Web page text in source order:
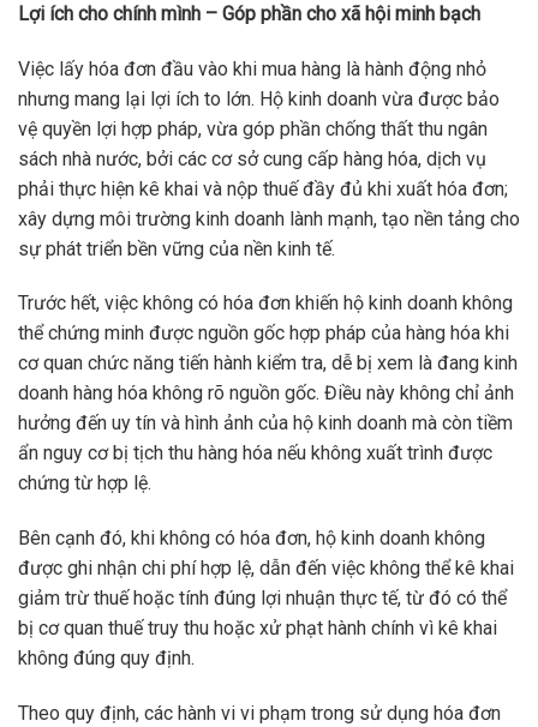
Lợi ích cho chính mình – Góp phần cho xã hội minh bạch
Việc lấy hóa đơn đầu vào khi mua hàng là hành động nhỏ
nhưng mang lại lợi ích to lớn. Hộ kinh doanh vừa được bảo
vệ quyền lợi hợp pháp, vừa góp phần chống thất thu ngân
sách nhà nước, bởi các cơ sở cung cấp hàng hóa, dịch vụ
phải thực hiện kê khai và nộp thuế đầy đủ khi xuất hóa đơn;
xây dựng môi trường kinh doanh lành mạnh, tạo nền tảng cho
sự phát triển bền vững của nền kinh tế.
Trước hết, việc không có hóa đơn khiến hộ kinh doanh không
thể chứng minh được nguồn gốc hợp pháp của hàng hóa khi
cơ quan chức năng tiến hành kiểm tra, dễ bị xem là đang kinh
doanh hàng hóa không rõ nguồn gốc. Điều này không chỉ ảnh
hưởng đến uy tín và hình ảnh của hộ kinh doanh mà còn tiềm
ẩn nguy cơ bị tịch thu hàng hóa nếu không xuất trình được
chứng từ hợp lệ.
Bên cạnh đó, khi không có hóa đơn, hộ kinh doanh không
được ghi nhận chi phí hợp lệ, dẫn đến việc không thể kê khai
giảm trừ thuế hoặc tính đúng lợi nhuận thực tế, từ đó có thể
bị cơ quan thuế truy thu hoặc xử phạt hành chính vì kê khai
không đúng quy định.
Theo quy định, các hành vi vi phạm trong sử dụng hóa đơn